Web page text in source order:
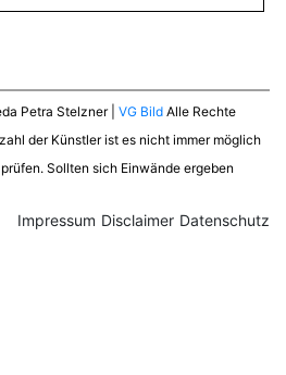
Petra Stelzner | VG Bild Alle Rechte
der Künstler ist es nicht immer möglich
Sollten sich Einwände ergeben
Datenschutz
Disclaimer
Impressum